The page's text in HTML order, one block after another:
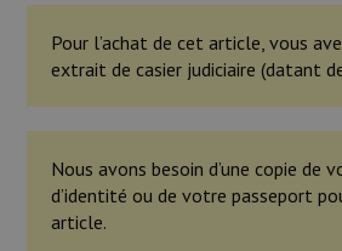
Pour l’achat de cet article, vous
extrait de casier judiciaire (datant
Nous avons besoin d’une copie de
d’identité ou de votre passeport
article.